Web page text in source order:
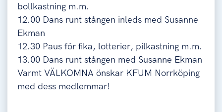
bollkastning m.m.
12.00 Dans runt stången inleds med Susanne
Ekman
12.30 Paus för fika, lotterier, pilkastning m.m.
13.00 Dans runt stången med Susanne Ekman
Varmt VÄLKOMNA önskar KFUM Norrköping
med dess medlemmar!